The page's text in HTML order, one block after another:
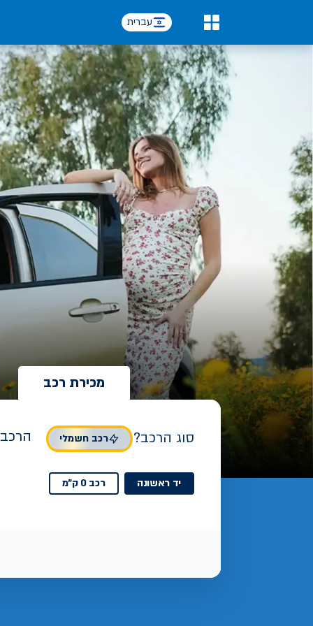
עברית
מכירת רכב
סוג הרכב? רכב חשמלי
יד ראשונה רכב 0 ק"מ